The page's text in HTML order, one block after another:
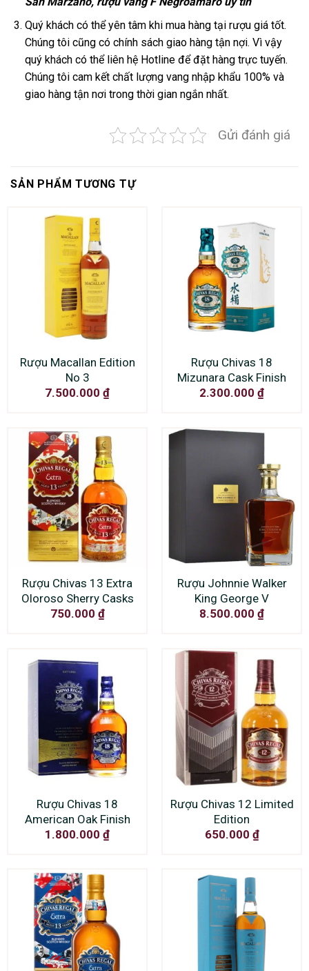
Quý khách có thể yên tâm khi mua hàng tại rượu giá tốt.
Chúng tôi cũng có chính sách giao hàng tận nợi. Vì vậy
quý khách có thể liên hệ Hotline để đặt hàng trực tuyến.
Chúng tôi cam kết chất lượng vang nhập khẩu 100% và
giao hàng tận nơi trong thời gian ngắn nhất.
Gửi đánh giá
SẢN PHẨM TƯƠNG TỰ
Rượu Macallan Edition
No 3
7.500.000 ₫
Rượu Chivas 18
Mizunara Cask Finish
2.300.000 ₫
Rượu Chivas 13 Extra
Oloroso Sherry Casks
750.000 ₫
Rượu Johnnie Walker
King George V
8.500.000 ₫
Rượu Chivas 18
American Oak Finish
1.800.000 ₫
Rượu Chivas 12 Limited
Edition
650.000 ₫